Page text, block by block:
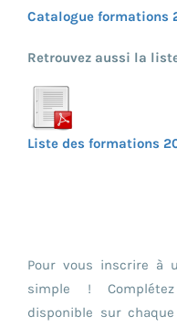
Catalogue formations
Retrouvez aussi la
Liste des formations
Pour vous inscrire à
simple !
disponible sur